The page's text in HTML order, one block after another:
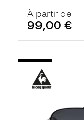
À partir de
99,00 €